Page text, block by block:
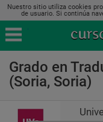
Nuestro sitio utiliza cookies
de usuario. Si continúa
Grado en
(Soria, Soria)